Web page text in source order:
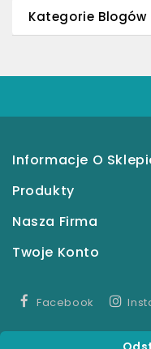
Kategorie Blogów
Informacje O
Produkty
Nasza Firma
Twoje Konto
Facebook